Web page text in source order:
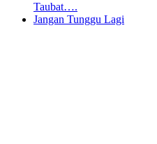
Taubat….
Jangan Tunggu Lagi